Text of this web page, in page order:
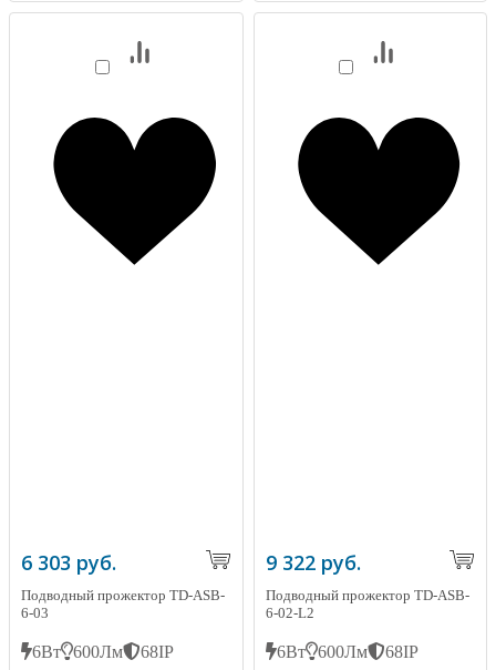
6 303 руб.
Подводный прожектор TD-ASB-
6-03
6Вт 600Лм
68IP
9 322 руб.
Подводный прожектор TD-ASB-
6-02-L2
6Вт 600Лм
68IP